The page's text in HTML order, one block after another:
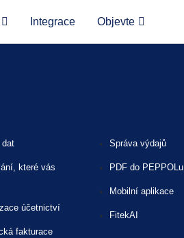
Integrace Objevte
and full audit logs.
dat
které vás
účetnictví
fakturace
Správa výdajů
PDF do PEPPOLu
Mobilní aplikace
FitekAI